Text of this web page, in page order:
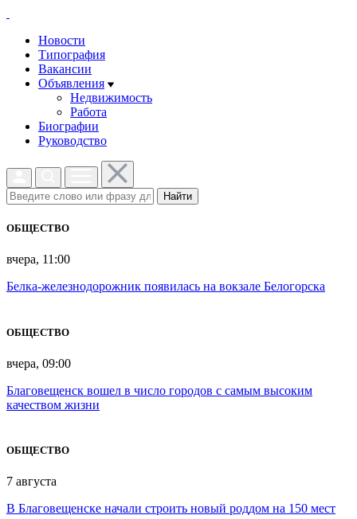
Новости
Типография
Вакансии
Объявления
Недвижимость
Работа
Биографии
Руководство
Найти
ОБЩЕСТВО
вчера, 11:00
Белка-железнодорожник появилась на вокзале Белогорска
ОБЩЕСТВО
вчера, 09:00
Благовещенск вошел в число городов с самым высоким
качеством жизни
ОБЩЕСТВО
7 августа
В Благовещенске начали строить новый роддом на 150 мест